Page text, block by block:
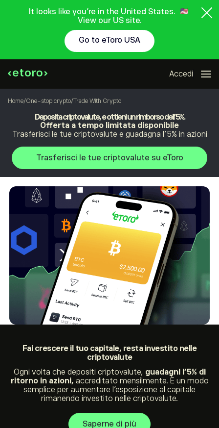
It looks like you're in the United States.
View our US site.
Go to eToro USA
Accedi
Home/One-stop crypto/Trade With Crypto
Deposita criptovalute,e ottieni un rimborso dell’5%.
Offerta a tempo limitata disponibile
Trasferisci le tue criptovalute e guadagna l’5% in azioni
Trasferisci le tue criptovalute su eToro
Fai crescere il tuo capitale, resta investito nelle
criptovalute
Ogni volta che depositi criptovalute, guadagni l’5% di
ritorno in azioni, accreditato mensilmente. È un modo
semplice per aumentare l’esposizione al capitale
rimanendo investito nelle criptovalute.
Saperne di più